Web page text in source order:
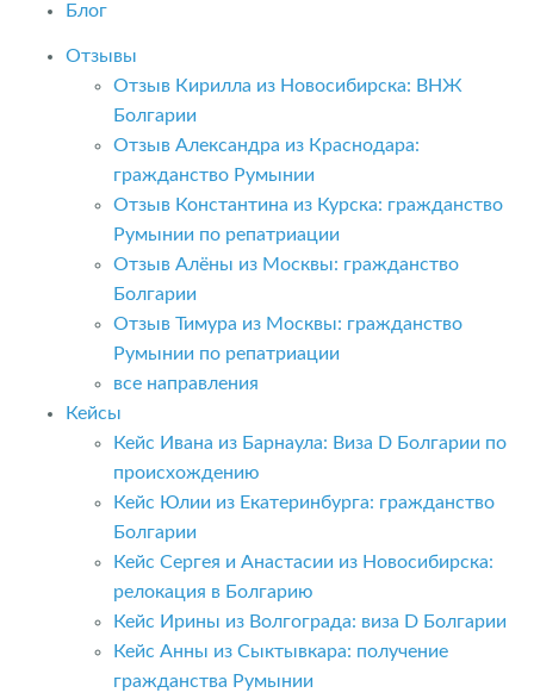
Блог
Отзывы
Отзыв Кирилла из Новосибирска: ВНЖ
Болгарии
Отзыв Александра из Краснодара:
гражданство Румынии
Отзыв Константина из Курска: гражданство
Румынии по репатриации
Отзыв Алёны из Москвы: гражданство
Болгарии
Отзыв Тимура из Москвы: гражданство
Румынии по репатриации
все направления
Кейсы
Кейс Ивана из Барнаула: Виза D Болгарии по
происхождению
Кейс Юлии из Екатеринбурга: гражданство
Болгарии
Кейс Сергея и Анастасии из Новосибирска:
релокация в Болгарию
Кейс Ирины из Волгограда: виза D Болгарии
Кейс Анны из Сыктывкара: получение
гражданства Румынии